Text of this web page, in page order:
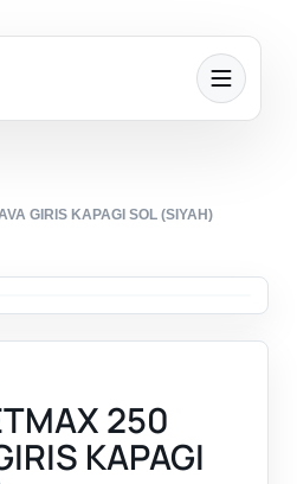
GIRIS KAPAGI SOL (SIYAH)
250
KAPAGI